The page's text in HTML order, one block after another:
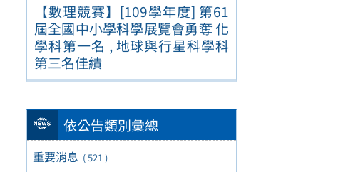
【數理競賽】[109學年度] 第61
屆全國中小學科學展覽會勇奪 化
學科第一名 , 地球與行星科學科
第三名佳績
依公告類別彙總
重要消息 ( 521 )